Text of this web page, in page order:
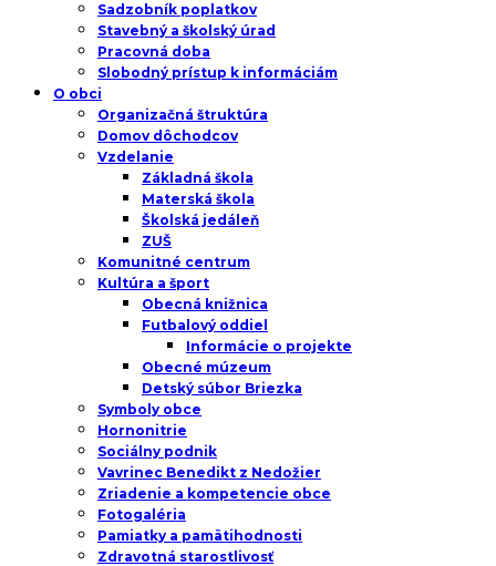
Sadzobník poplatkov
Stavebný a školský úrad
Pracovná doba
Slobodný prístup k informáciám
O obci
Organizačná štruktúra
Domov dôchodcov
Vzdelanie
Základná škola
Materská škola
Školská jedáleň
ZUŠ
Komunitné centrum
Kultúra a šport
Obecná knižnica
Futbalový oddiel
Informácie o projekte
Obecné múzeum
Detský súbor Briezka
Symboly obce
Hornonitrie
Sociálny podnik
Vavrinec Benedikt z Nedožier
Zriadenie a kompetencie obce
Fotogaléria
Pamiatky a pamätihodnosti
Zdravotná starostlivosť